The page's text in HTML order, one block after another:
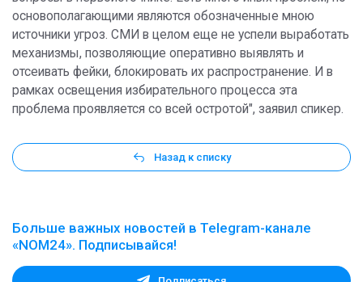
основополагающими являются обозначенные мною
источники угроз. СМИ в целом еще не успели выработать
механизмы, позволяющие оперативно выявлять и
отсеивать фейки, блокировать их распространение. И в
рамках освещения избирательного процесса эта
проблема проявляется со всей остротой", заявил спикер.
Назад к списку
Больше важных новостей в Telegram-канале
«NOM24». Подписывайся!